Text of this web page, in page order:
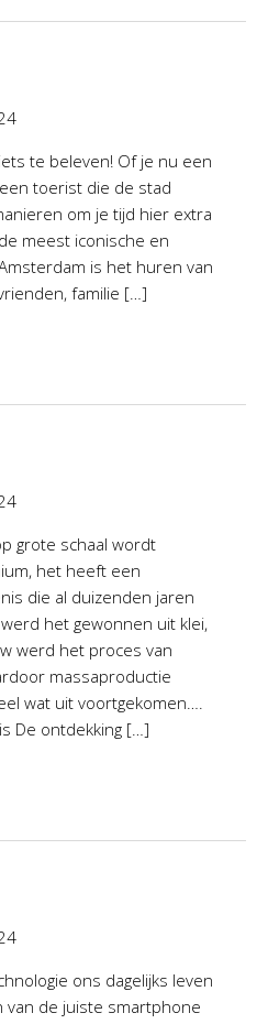
te beleven! Of je nu een
toerist die de stad
om je tijd hier extra
meest iconische en
is het huren van
familie […]
grote schaal wordt
het heeft een
die al duizenden jaren
het gewonnen uit klei,
werd het proces van
massaproductie
wat uit voortgekomen….
De ontdekking […]
ons dagelijks leven
van de juiste smartphone